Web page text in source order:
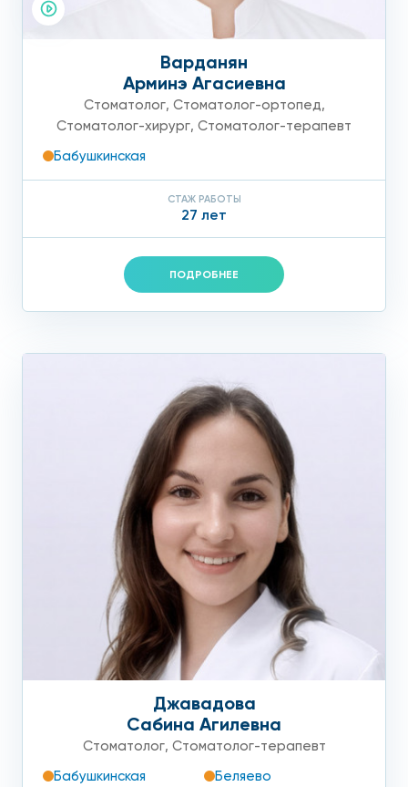
Варданян
Арминэ Агасиевна
Стоматолог, Стоматолог-ортопед,
Стоматолог-хирург, Стоматолог-терапевт
Бабушкинская
СТАЖ РАБОТЫ
27 лет
ПОДРОБНЕЕ
Джавадова
Сабина Агилевна
Стоматолог, Стоматолог-терапевт
Бабушкинская
Беляево